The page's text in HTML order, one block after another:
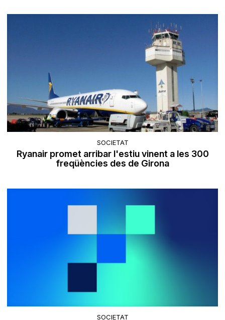
SOCIETAT
Ryanair promet arribar l'estiu vinent a les 300
freqüències des de Girona
SOCIETAT